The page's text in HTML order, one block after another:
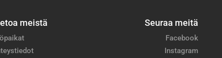
meistä Seuraa meitä
Facebook
Instagram